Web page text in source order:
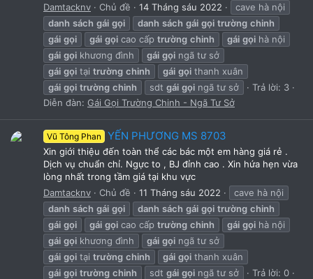
Damtacknv
Chủ đề 14 Tháng sáu 2022
cave hà nội
danh sách gái gọi danh sách gái gọi trường chinh
gái gọi gái gọi cao cấp trường chinh gái gọi hà nội
gái gọi khương đình gái gọi ngã tư sở
gái gọi tại trường chinh gái gọi thanh xuân
gái gọi trường chinh sdt gái gọi ngã tư sở
Trả lời: 3
Diễn đàn: Gái Gọi Trường Chinh - Ngã Tư Sở
Vũ Tông Phan YẾN PHƯƠNG MS 8703
Xin giới thiệu đến toàn thể các bác một em hàng giá rẻ .
Dịch vụ chuẩn chỉ. Ngực to , BJ đỉnh cao . Xin hứa hẹn vừa
lòng nhất trong tầm giá tại khu vực
Damtacknv
Chủ đề 11 Tháng sáu 2022
cave hà nội
danh sách gái gọi danh sách gái gọi trường chinh
gái gọi gái gọi cao cấp trường chinh gái gọi hà nội
gái gọi khương đình gái gọi ngã tư sở
gái gọi tại trường chinh gái gọi thanh xuân
gái gọi trường chinh sdt gái gọi ngã tư sở
Trả lời: 0